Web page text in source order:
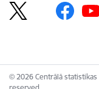
© 2026 Centrālā